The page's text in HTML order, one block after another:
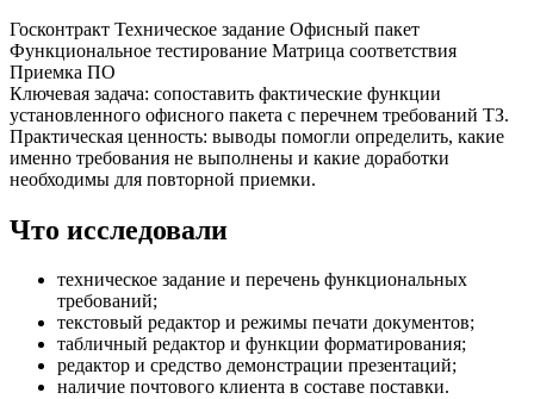
Госконтракт Техническое задание Офисный пакет
Функциональное тестирование Матрица соответствия
Приемка ПО
Ключевая задача: сопоставить фактические функции
установленного офисного пакета с перечнем требований ТЗ.
Практическая ценность: выводы помогли определить, какие
именно требования не выполнены и какие доработки
необходимы для повторной приемки.
Что исследовали
техническое задание и перечень функциональных
требований;
текстовый редактор и режимы печати документов;
табличный редактор и функции форматирования;
редактор и средство демонстрации презентаций;
наличие почтового клиента в составе поставки.